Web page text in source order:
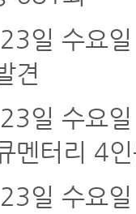
일 수요일
견
일 수요일
멘터리 4
일 수요일